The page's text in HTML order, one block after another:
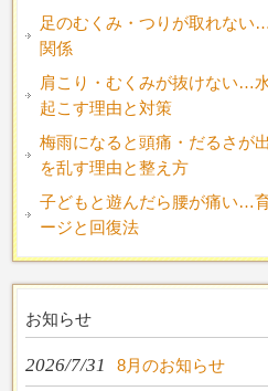
足のむくみ・つりが取れない
関係
肩こり・むくみが抜けない…
起こす理由と対策
梅雨になると頭痛・だるさが
を乱す理由と整え方
子どもと遊んだら腰が痛い…
ージと回復法
お知らせ
2026/7/31 8月のお知らせ